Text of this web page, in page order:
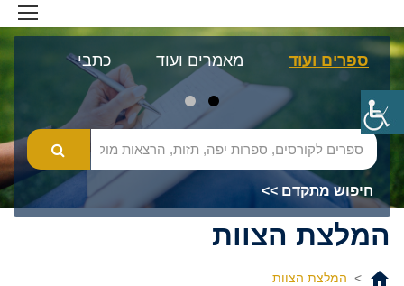
ספרים ועוד מאמרים ועוד כתבי עת
חיפוש מתקדם >>
המלצת הצוות
> המלצת הצוות